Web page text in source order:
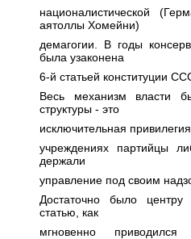
националистической
аятоллы Хомейни)
демагогии. В годы
была узаконена
6-й статьей конституции
Весь механизм власти
структуры - это
исключительная
учреждениях партийцы
держали
управление под своим
Достаточно было центру
статью, как
мгновенно